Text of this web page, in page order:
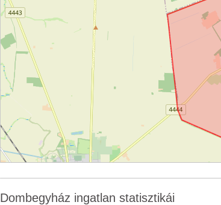
Dombegyház ingatlan statisztikái